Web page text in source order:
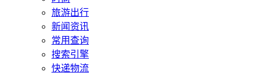
旅游出行
新闻资讯
常用查询
搜索引擎
快递物流